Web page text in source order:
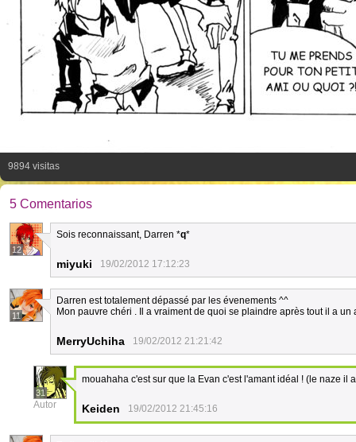
9894 visitas
5 Comentarios
12
Sois reconnaissant, Darren *q*
miyuki 19/02/2012 17:12:23
11
Darren est totalement dépassé par les évenements ^^
Mon pauvre chéri . Il a vraiment de quoi se plaindre après tout il a un
MerryUchiha 19/02/2012 21:21:42
31
Autor
mouahaha c'est sur que la Evan c'est l'amant idéal ! (le naze il
Keiden 19/02/2012 21:45:16